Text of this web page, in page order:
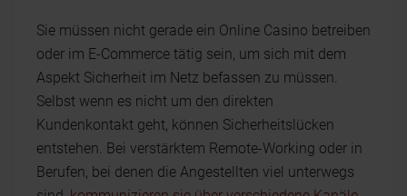
Sie müssen nicht gerade ein Online Casino betreiben
oder im E-Commerce tätig sein, um sich mit dem
Aspekt Sicherheit im Netz befassen zu müssen.
Selbst wenn es nicht um den direkten
Kundenkontakt geht, können Sicherheitslücken
entstehen. Bei verstärktem Remote-Working oder in
Berufen, bei denen die Angestellten viel unterwegs